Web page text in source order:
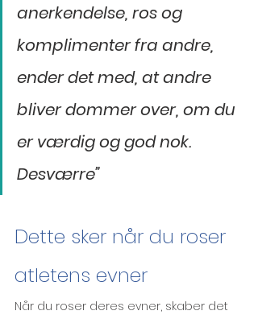
anerkendelse, ros og
komplimenter fra andre,
ender det med, at andre
bliver dommer over, om du
er værdig og god nok.
Desværre”
Dette sker når du roser
atletens evner
Når du roser deres evner, skaber det